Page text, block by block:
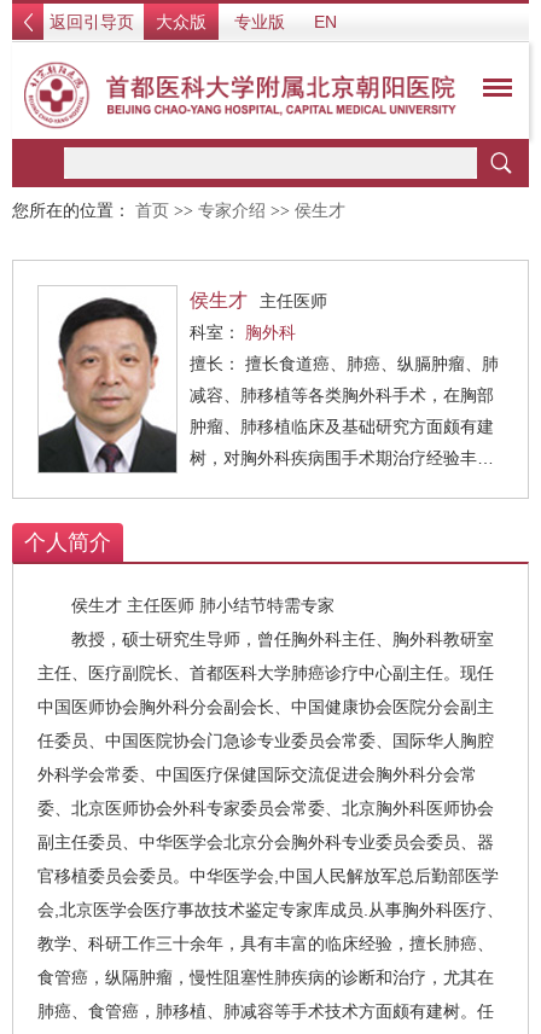
返回引导页 大众版 专业版 EN
您所在的位置： 首页 >> 专家介绍 >> 侯生才
侯生才
主任医师
科室： 胸外科
擅长： 擅长食道癌、肺癌、纵膈肿瘤、肺
减容、肺移植等各类胸外科手术，在胸部
肿瘤、肺移植临床及基础研究方面颇有建
树，对胸外科疾病围手术期治疗经验丰
个人简介
侯生才 主任医师 肺小结节特需专家
教授，硕士研究生导师，曾任胸外科主任、胸外科教研室
主任、医疗副院长、首都医科大学肺癌诊疗中心副主任。现任
中国医师协会胸外科分会副会长、中国健康协会医院分会副主
任委员、中国医院协会门急诊专业委员会常委、国际华人胸腔
外科学会常委、中国医疗保健国际交流促进会胸外科分会常
委、北京医师协会外科专家委员会常委、北京胸外科医师协会
副主任委员、中华医学会北京分会胸外科专业委员会委员、器
官移植委员会委员。中华医学会,中国人民解放军总后勤部医学
会,北京医学会医疗事故技术鉴定专家库成员.从事胸外科医疗、
教学、科研工作三十余年，具有丰富的临床经验，擅长肺癌、
食管癌，纵隔肿瘤，慢性阻塞性肺疾病的诊断和治疗，尤其在
肺癌、食管癌，肺移植、肺减容等手术技术方面颇有建树。任